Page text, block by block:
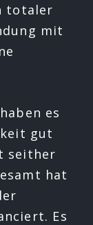
totaler
mit
es
gut
seither
hat
Es